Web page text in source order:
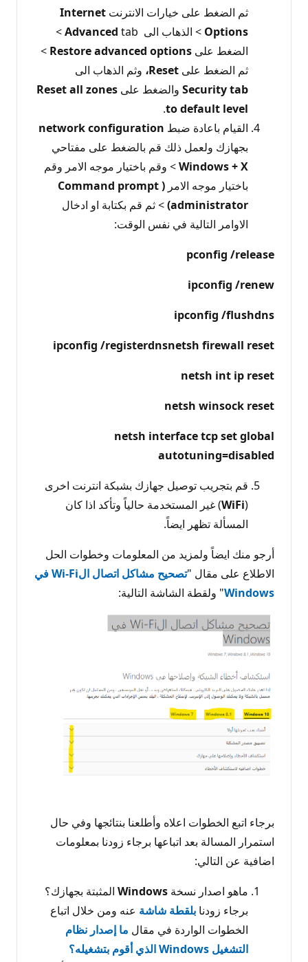
ثم الضغط على خيارات الانترنت Internet
Options > الذهاب الى Advanced
tab >
الضغط على
Restoreadvanced options
>
ثم الضغط على Reset، وثم الذهاب الى
Securitytab والضغط على Resetall zones
todefault level
.
القيام باعادة ضبط
networkconfiguration
بجهازك ولعمل ذلك قم بالضغط على مفتاحي
Windows + X> وقم باختيار موجه الامر وقم
باختيار موجه الامر (
Command prompt
(administrator> ثم قم بكتابة او ادخال
الاوامر التالية في نفس الوقت:
pconfig /release
ipconfig /renew
ipconfig /flushdns
ipconfig /registerdnsnetsh firewall reset
netsh int ip reset
netsh winsock reset
netsh interface tcp set global
autotuning=disabled
قم بتجريب توصيل جهازك بشبكة انترنت اخرى
(
WiFi) غير المستخدمة حالياً وتأكد اذا كان
المسألة تظهر ايضاً.
أرجو منك ايضاً ولمزيد من المعلومات وخطوات الحل
الاطلاع على مقال "
تصحيح مشاكل اتصال الWi-Fi في
Windows" ولقطة الشاشة التالية:
برجاء اتبع الخطوات اعلاه وأطلعنا بنتائجها وفي حال
استمرار المسالة بعد اتباعها برجاء زودنا بمعلومات
اضافية عن التالي:
ماهو اصدار نسخة Windows المثبتة بجهازك؟
برجاء زودنا بلقطة شاشة عنه ومن خلال اتباع
الخطوات الواردة في مقال ما إصدار نظام
التشغيل Windows الذي أقوم بتشغيله؟